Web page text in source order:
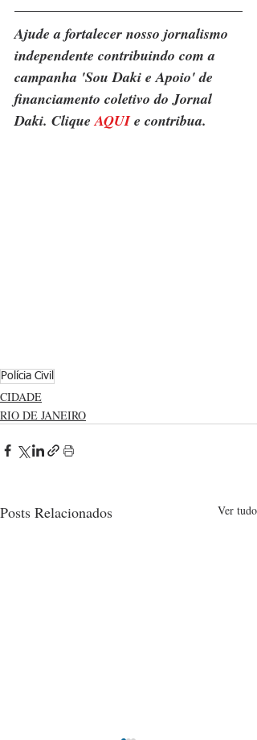
Ajude a fortalecer nosso jornalismo
independente contribuindo com a
campanha 'Sou Daki e Apoio' de
financiamento coletivo do Jornal
Daki. Clique AQUI e contribua.
Polícia Civil
CIDADE
RIO DE JANEIRO
Posts Relacionados Ver tudo